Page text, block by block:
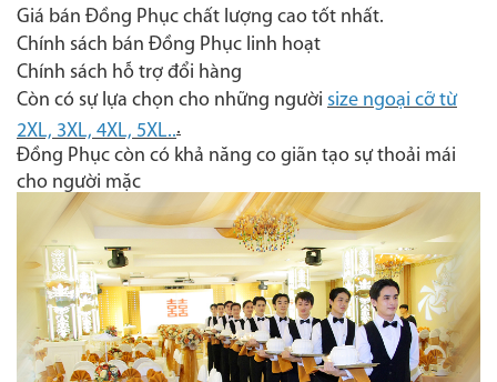
Giá bán Đồng Phục chất lượng cao tốt nhất.
Chính sách bán Đồng Phục linh hoạt
Chính sách hỗ trợ đổi hàng
Còn có sự lựa chọn cho những người size ngoại cỡ từ
2XL, 3XL, 4XL, 5XL.. .
Đồng Phục còn có khả năng co giãn tạo sự thoải mái
cho người mặc